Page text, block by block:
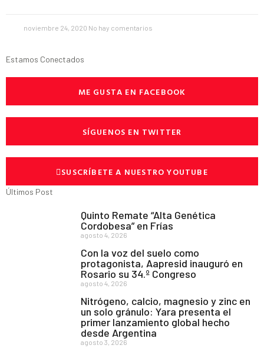
noviembre 24, 2020 No hay comentarios
Estamos Conectados
ME GUSTA EN FACEBOOK
SÍGUENOS EN TWITTER
SUSCRÍBETE A NUESTRO YOUTUBE
Últimos Post
Quinto Remate “Alta Genética
Cordobesa” en Frías
agosto 4, 2026
Con la voz del suelo como
protagonista, Aapresid inauguró en
Rosario su 34.º Congreso
agosto 4, 2026
Nitrógeno, calcio, magnesio y zinc en
un solo gránulo: Yara presenta el
primer lanzamiento global hecho
desde Argentina
agosto 3, 2026